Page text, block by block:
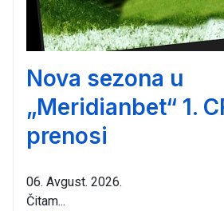
Nova sezona u
„Meridianbet“ 1.
prenosi
06. Avgust. 2026.
Čitam...